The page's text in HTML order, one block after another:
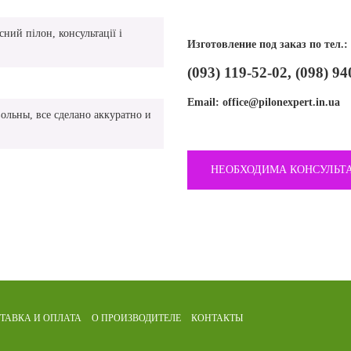
пілон, консультації і
все сделано аккуратно и
Изготовление под заказ по тел.:
(093) 119-52-02, (098)
Email: office@pilonexpert.in.ua
НЕОБХОДИМА
И ОПЛАТА О ПРОИЗВОДИТЕЛЕ КОНТАКТЫ